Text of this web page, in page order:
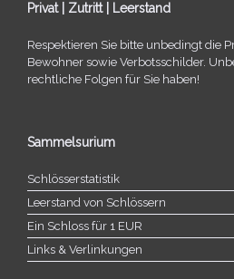
Privat | Zutritt | Leerstand
Respektieren Sie bitte unbe­dingt die
Bewohner sowie Verbotsschilder.
recht­li­che Folgen für Sie haben!
Sammelsurium
Schlösserstatistik
Leerstand von Schlössern
Ein Schloss für 1 EUR
Links & Verlinkungen